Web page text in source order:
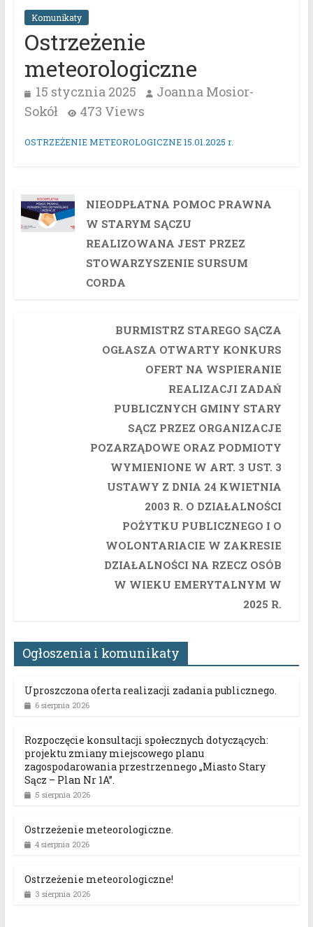
Komunikaty
Ostrzeżenie
meteorologiczne
15 stycznia 2025
Joanna Mosior-
Sokół
473 Views
OSTRZEŻENIE METEOROLOGICZNE 15.01.2025 r.
NIEODPŁATNA POMOC PRAWNA
W STARYM SĄCZU
REALIZOWANA JEST PRZEZ
STOWARZYSZENIE SURSUM
CORDA
BURMISTRZ STAREGO SĄCZA
OGŁASZA OTWARTY KONKURS
OFERT NA WSPIERANIE
REALIZACJI ZADAŃ
PUBLICZNYCH GMINY STARY
SĄCZ PRZEZ ORGANIZACJE
POZARZĄDOWE ORAZ PODMIOTY
WYMIENIONE W ART. 3 UST. 3
USTAWY Z DNIA 24 KWIETNIA
2003 R. O DZIAŁALNOŚCI
POŻYTKU PUBLICZNEGO I O
WOLONTARIACIE W ZAKRESIE
DZIAŁALNOŚCI NA RZECZ OSÓB
W WIEKU EMERYTALNYM W
2025 R.
Ogłoszenia i komunikaty
Uproszczona oferta realizacji zadania publicznego.
6 sierpnia 2026
Rozpoczęcie konsultacji społecznych dotyczących:
projektu zmiany miejscowego planu
zagospodarowania przestrzennego „Miasto Stary
Sącz – Plan Nr 1A”.
5 sierpnia 2026
Ostrzeżenie meteorologiczne.
4 sierpnia 2026
Ostrzeżenie meteorologiczne!
3 sierpnia 2026